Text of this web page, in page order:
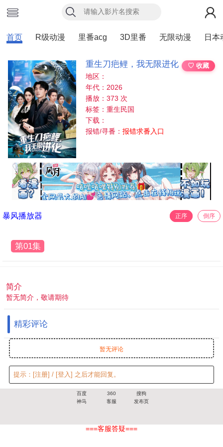
首页 R级动漫 里番acg 3D里番 无限动漫 日本
重生刀疤鲤，我无限进化
♡ 收藏
地区：
年代：2026
播放：373 次
标签：重生民国
下载：
报错/寻番：报错求番入口
暴风播放器 正序 倒序
第01集
简介
暂无简介，敬请期待
精彩评论
暂无评论
提示： [注册] / [登入] 之后才能回复。
百度 360
搜狗
神马
客服 发布页
===客服答疑===